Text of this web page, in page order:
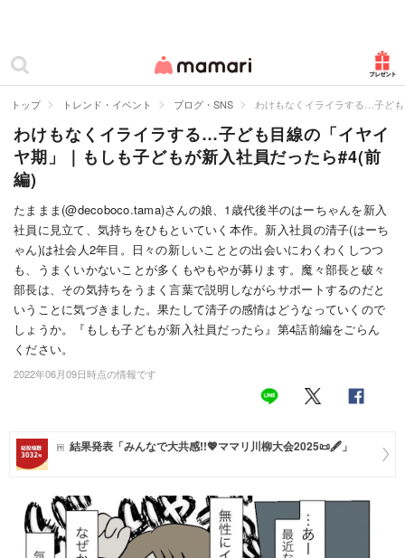
ママリ
カテゴリー一覧
妊娠
出産
赤ちゃん・育児
子育て・家族
病院
美容・ファッション
お仕事
マネー
トレンド・イベント
トップ トレンド・イベント ブログ・SNS わけもなくイライラする…子ど
わけもなくイライラする…子ども目線の「イヤイ
ヤ期」｜もしも子どもが新入社員だったら#4(前
編)
たままま(@decoboco.tama)さんの娘、1歳代後半のはーちゃんを新入
社員に見立て、気持ちをひもといていく本作。新入社員の清子(はーち
ゃん)は社会人2年目。日々の新しいこととの出会いにわくわくしつつ
も、うまくいかないことが多くもやもやが募ります。魔々部長と破々
部長は、その気持ちをうまく言葉で説明しながらサポートするのだと
いうことに気づきました。果たして清子の感情はどうなっていくので
しょうか。『もしも子どもが新入社員だったら』第4話前編をごらん
ください。
2022年06月09日時点の情報です
結果発表「みんなで大共感!!💖ママリ川柳大会2025📜🖋️」